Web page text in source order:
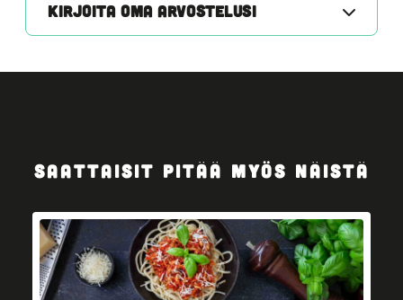
KIRJOITA OMA ARVOSTELUSI
SAATTAISIT PITÄÄ MYÖS NÄISTÄ